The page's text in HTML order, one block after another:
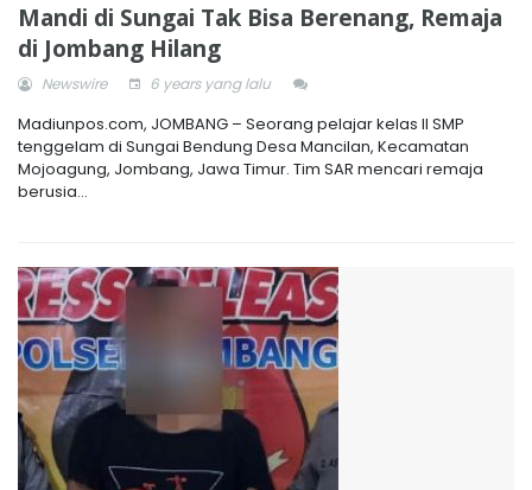
Mandi di Sungai Tak Bisa Berenang, Remaja
di Jombang Hilang
Newswire 6 years yang lalu
Madiunpos.com, JOMBANG – Seorang pelajar kelas II SMP
tenggelam di Sungai Bendung Desa Mancilan, Kecamatan
Mojoagung, Jombang, Jawa Timur. Tim SAR mencari remaja
berusia...